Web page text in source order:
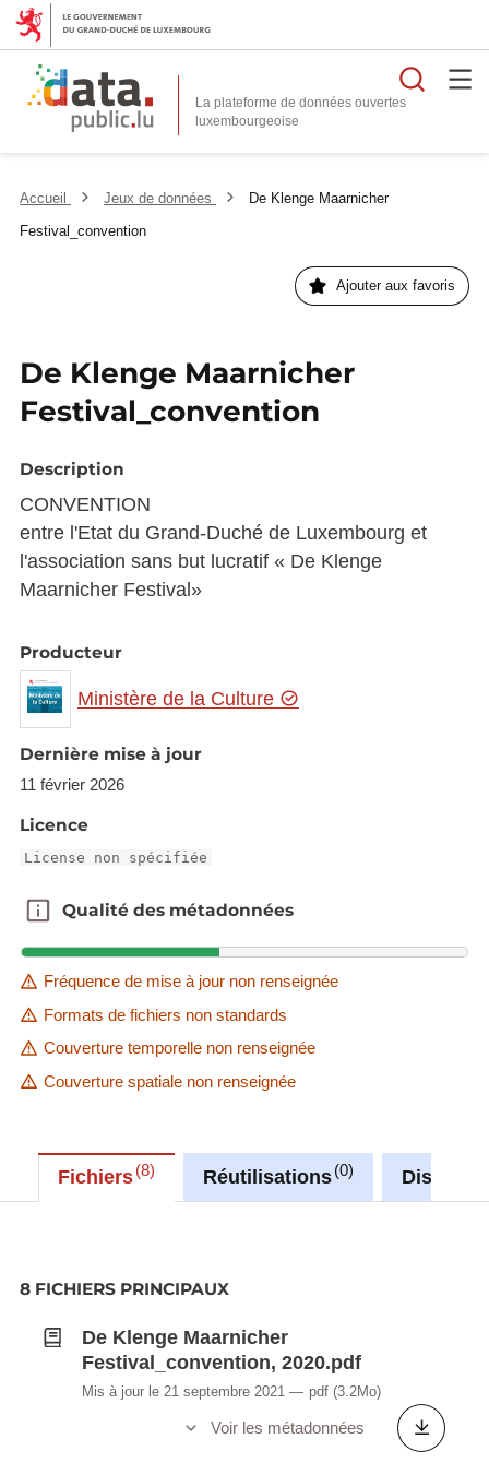
La plateforme de données ouvertes
Accueil Jeux de données
De Klenge Maarnicher
Festival_convention
Ajouter aux favoris
De Klenge Maarnicher
Festival_convention
Description
CONVENTION
entre l'Etat du Grand-Duché de Luxembourg et
l'association sans but lucratif « De Klenge
Maarnicher Festival»
Producteur
Ministère de la Culture
Dernière mise à jour
11 février 2026
Licence
License non spécifiée
Qualité des métadonnées
Qualité des métadonnées
Fréquence de mise à jour non renseignée
Formats de fichiers non standards
Couverture temporelle non renseignée
Couverture spatiale non renseignée
Fichiers 8 Réutilisations 0
8 FICHIERS PRINCIPAUX
De Klenge Maarnicher
Festival_convention, 2020.pdf
Mis à jour le 21 septembre 2021 pdf (3.2Mo)
Voir les métadonnées